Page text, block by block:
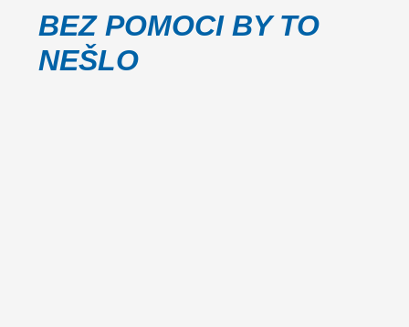
BEZ POMOCI BY TO
NEŠLO